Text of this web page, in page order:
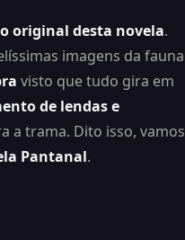
original desta novela.
imagens da fauna
visto que tudo gira em
de lendas e
a trama. Dito isso, vamos
Pantanal.